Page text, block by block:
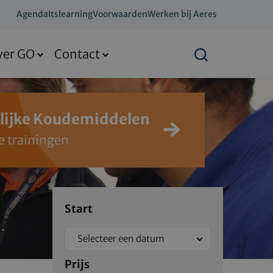
AgendaItslearningVoorwaardenWerken bij Aeres
GO Contact Zoeken
Koudemiddelen
trainingen
Schrijf
Start
Selecteer een datum
Prijs